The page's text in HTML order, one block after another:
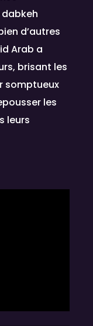
d’autres
Arab a
brisant les
somptueux
les
leurs